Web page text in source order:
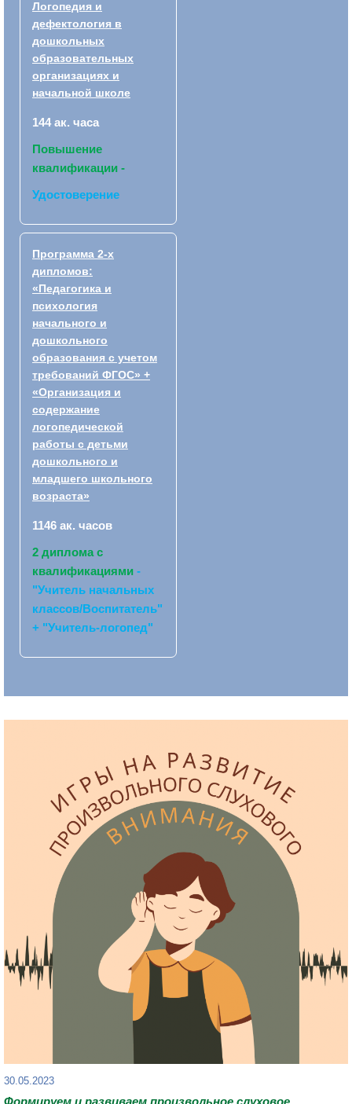
Логопедия и
дефектология в
дошкольных
образовательных
организациях и
начальной школе
144 ак. часа
Повышение
квалификации -
Удостоверение
Программа 2-х
дипломов:
«Педагогика и
психология
начального и
дошкольного
образования с учетом
требований ФГОС» +
«Организация и
содержание
логопедической
работы с детьми
дошкольного и
младшего школьного
возраста»
1146 ак. часов
2 диплома с
квалификациями -
"Учитель начальных
классов/Воспитатель"
+ "Учитель-логопед"
30.05.2023
Формируем и развиваем произвольное слуховое